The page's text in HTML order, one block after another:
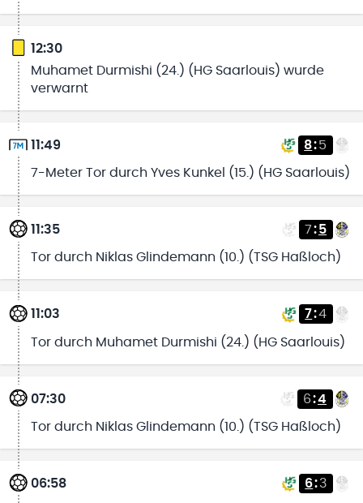
12:30
Muhamet Durmishi (24.) (HG Saarlouis) wurde
verwarnt
11:49 8:5
7-Meter Tor durch Yves Kunkel (15.) (HG Saarlouis)
11:35 7:5
Tor durch Niklas Glindemann (10.) (TSG Haßloch)
11:03 7:4
Tor durch Muhamet Durmishi (24.) (HG Saarlouis)
07:30 6:4
Tor durch Niklas Glindemann (10.) (TSG Haßloch)
06:58 6:3